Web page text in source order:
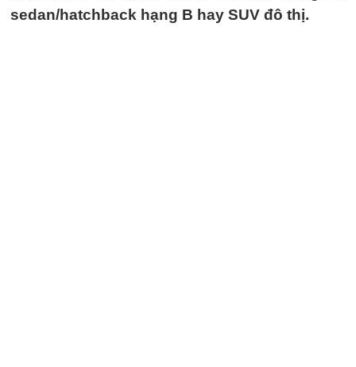
sedan/hatchback hạng B hay SUV đô thị.